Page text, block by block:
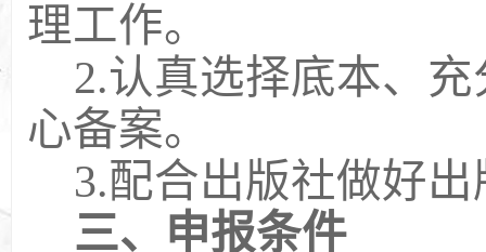
理工作。
2.认真选择底本、
心备案。
3.配合出版社做好
三、申报条件